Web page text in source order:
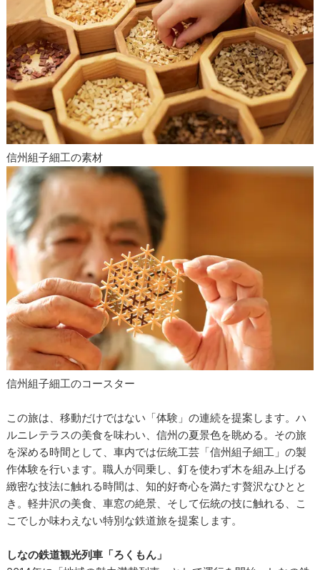
信州組子細工の素材
信州組子細工のコースター
この旅は、移動だけではない「体験」の連続を提案します。ハ
ルニレテラスの美食を味わい、信州の夏景色を眺める。その旅
を深める時間として、車内では伝統工芸「信州組子細工」の製
作体験を行います。職人が同乗し、釘を使わず木を組み上げる
緻密な技法に触れる時間は、知的好奇心を満たす贅沢なひとと
き。軽井沢の美食、車窓の絶景、そして伝統の技に触れる、こ
こでしか味わえない特別な鉄道旅を提案します。
しなの鉄道観光列車「ろくもん」